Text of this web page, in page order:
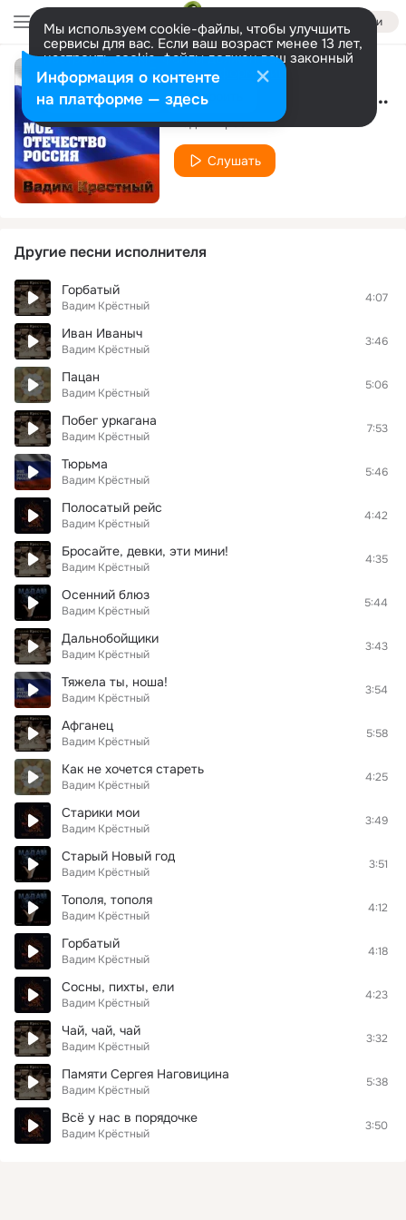
Войти
Мы используем cookie-файлы, чтобы улучшить
сервисы для вас. Если ваш возраст менее 13 лет,
настроить cookie-файлы должен ваш законный
представитель. Больше информации
Разрешить все Настроить Мое Отечество - Россия!
Вадим Крёстный
Слушать
Другие песни исполнителя
Горбатый
Вадим Крёстный
4:07
Иван Иваныч
Вадим Крёстный
3:46
Пацан
Вадим Крёстный
5:06
Побег уркагана
Вадим Крёстный
7:53
Тюрьма
Вадим Крёстный
5:46
Полосатый рейс
Вадим Крёстный
4:42
Бросайте, девки, эти мини!
Вадим Крёстный
4:35
Осенний блюз
Вадим Крёстный
5:44
Дальнобойщики
Вадим Крёстный
3:43
Тяжела ты, ноша!
Вадим Крёстный
3:54
Афганец
Вадим Крёстный
5:58
Как не хочется стареть
Вадим Крёстный
4:25
Старики мои
Вадим Крёстный
3:49
Старый Новый год
Вадим Крёстный
3:51
Тополя, тополя
Вадим Крёстный
4:12
Горбатый
Вадим Крёстный
4:18
Сосны, пихты, ели
Вадим Крёстный
4:23
Чай, чай, чай
Вадим Крёстный
3:32
Памяти Сергея Наговицина
Вадим Крёстный
5:38
Всё у нас в порядочке
Вадим Крёстный
3:50
Информация о контенте
на платформе — здесь